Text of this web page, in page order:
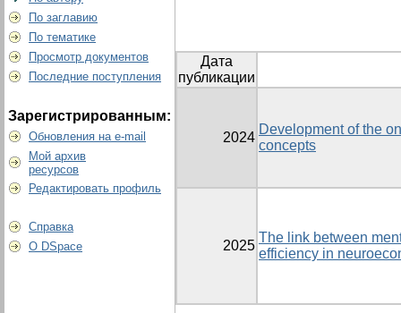
По заглавию
По тематике
Просмотр документов
Последние поступления
Зарегистрированным:
Обновления на e-mail
Мой архив
ресурсов
Редактировать профиль
Справка
О DSpace
Дата
публикации
2024
Development of the
concepts
2025
The link between
efficiency in